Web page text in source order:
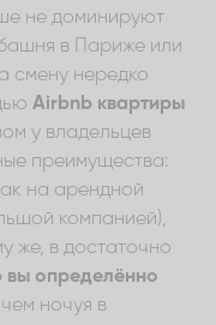
не доминируют
в Париже или
смену нередко
Airbnb квартиры
у владельцев
преимущества:
на арендной
компанией),
же, в достаточно
вы определённо
чем ночуя в